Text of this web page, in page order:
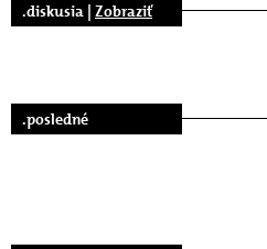
.diskusia | Zobraziť
.posledné